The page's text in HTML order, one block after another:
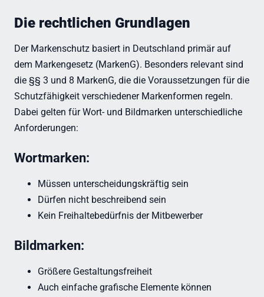
Die rechtlichen Grundlagen
Der Markenschutz basiert in Deutschland primär auf
dem Markengesetz (MarkenG). Besonders relevant sind
die §§ 3 und 8 MarkenG, die die Voraussetzungen für die
Schutzfähigkeit verschiedener Markenformen regeln.
Dabei gelten für Wort- und Bildmarken unterschiedliche
Anforderungen:
Wortmarken:
Müssen unterscheidungskräftig sein
Dürfen nicht beschreibend sein
Kein Freihaltebedürfnis der Mitbewerber
Bildmarken:
Größere Gestaltungsfreiheit
Auch einfache grafische Elemente können